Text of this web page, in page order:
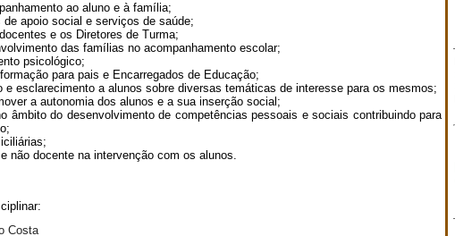
ao aluno e à família;
apoio social e serviços de saúde;
e os Diretores de Turma;
das famílias no acompanhamento escolar;
psicológico;
para pais e Encarregados de Educação;
esclarecimento a alunos sobre diversas temáticas de interesse para os mesmos;
a autonomia dos alunos e a sua inserção social;
âmbito do desenvolvimento de competências pessoais e sociais contribuindo para
não docente na intervenção com os alunos.
Costa